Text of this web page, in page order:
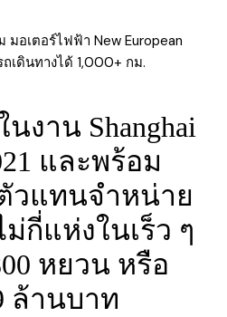
มอเตอร์ไฟฟ้า New European
เดินทางได้ 1,000+ กม.
งาน Shanghai
และพร้อม
วแทนจำหน่าย
ม่กี่แห่งในเร็ว ๆ
หยวน หรือ
ล้านบาท